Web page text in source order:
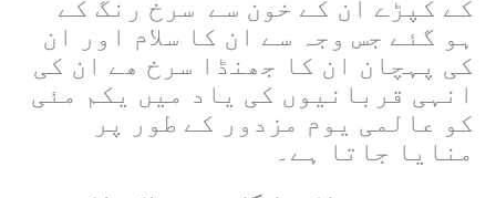
کے کپڑے ان کے خون سے سرخ رنگ کے
ہو گئے جس وجہ سے ان کا سلام اور ان
کی پہچان ان کا جھنڈا سرخ ھے ان کی
انہی قربانیوں کی یاد میں یکم مئی
کو عالمی یوم مزدور کے طور پر
منایا جاتا ہے۔